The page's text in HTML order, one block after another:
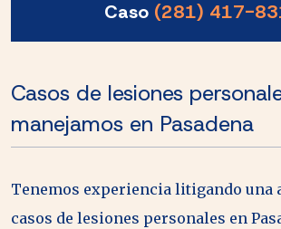
Caso (281) 417-
Casos de lesiones
manejamos en Pasadena
Tenemos experiencia litigando una
casos de lesiones personales en